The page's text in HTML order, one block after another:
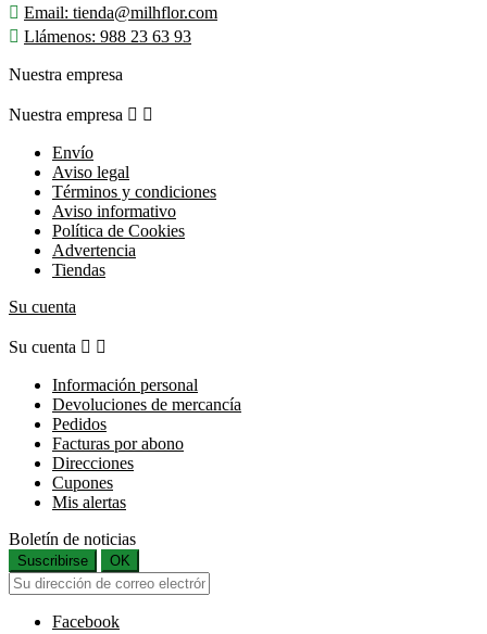
 Email: tienda@milhflor.com
 Llámenos: 988 23 63 93
Nuestra empresa
Nuestra empresa  
Envío
Aviso legal
Términos y condiciones
Aviso informativo
Política de Cookies
Advertencia
Tiendas
Su cuenta
Su cuenta  
Información personal
Devoluciones de mercancía
Pedidos
Facturas por abono
Direcciones
Cupones
Mis alertas
Boletín de noticias
Suscribirse OK
Facebook